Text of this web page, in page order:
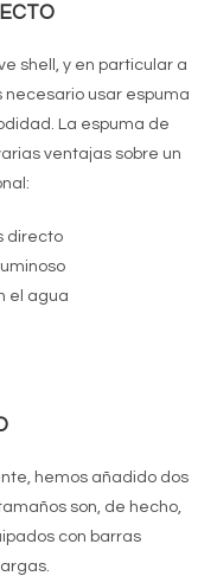
shell, y en particular a
necesario usar espuma
La espuma de
ventajas sobre un
directo
el agua
hemos añadido dos
son, de hecho,
con barras